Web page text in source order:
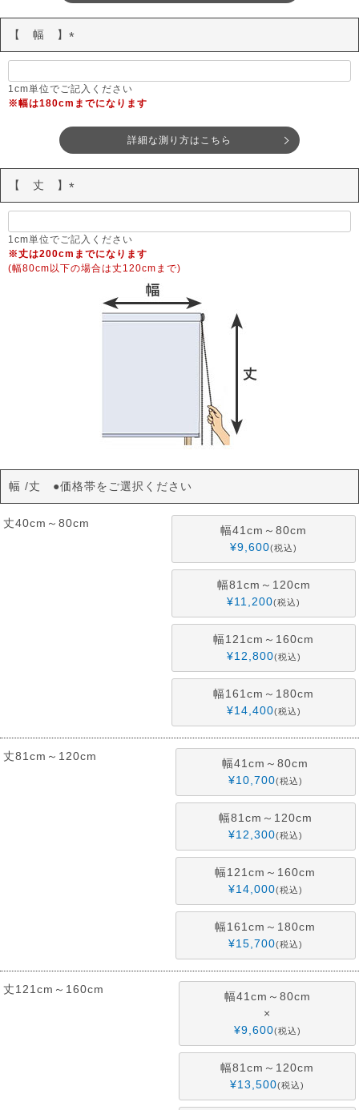
【 幅 】
(
須
)
1cm単位でご記入ください
※幅は180cmまでになります
詳細な測り方はこちら
【 丈 】
(
須
)
1cm単位でご記入ください
※丈は200cmまでになります
(幅80cm以下の場合は丈120cmまで)
幅 丈 ●価格帯をご選択ください
丈40cm～80cm
幅41cm～80cm
¥9,600 税込
幅81cm～120cm
¥11,200 税込
幅121cm～160cm
¥12,800 税込
幅161cm～180cm
¥14,400 税込
丈81cm～120cm
幅41cm～80cm
¥10,700 税込
幅81cm～120cm
¥12,300 税込
幅121cm～160cm
¥14,000 税込
幅161cm～180cm
¥15,700 税込
丈121cm～160cm
幅41cm～80cm
×
¥9,600 税込
幅81cm～120cm
¥13,500 税込